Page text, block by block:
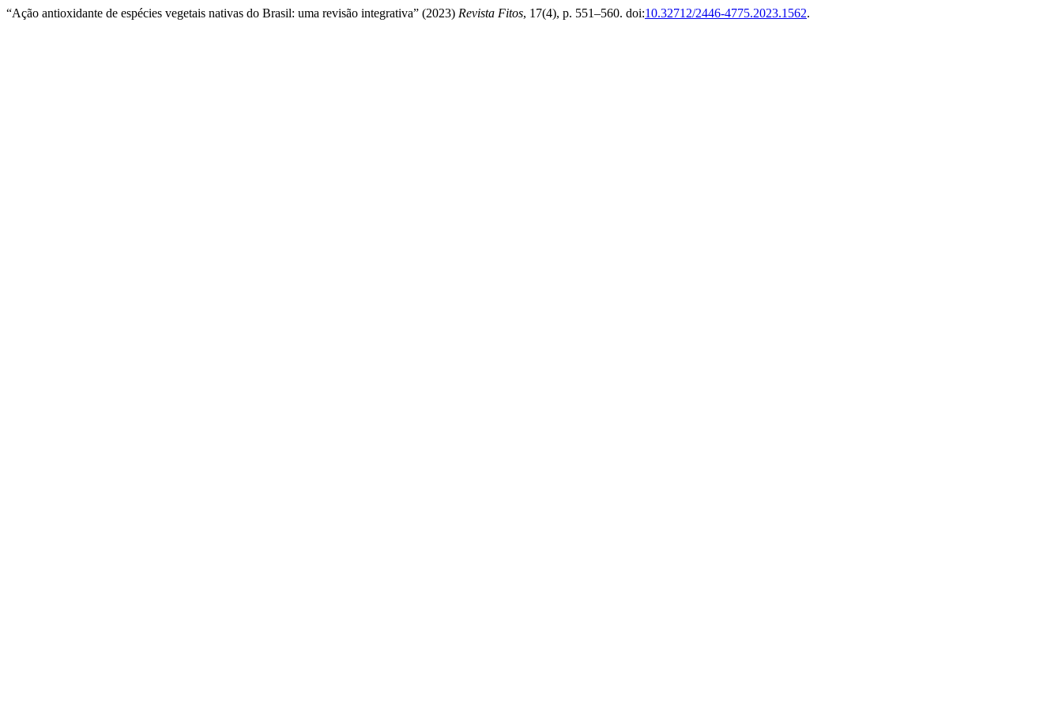
“Ação antioxidante de espécies vegetais nativas do Brasil: uma revisão integrativa” (2023) Revista Fitos, 17(4), p. 551–560. doi:10.32712/2446-4775.2023.1562.